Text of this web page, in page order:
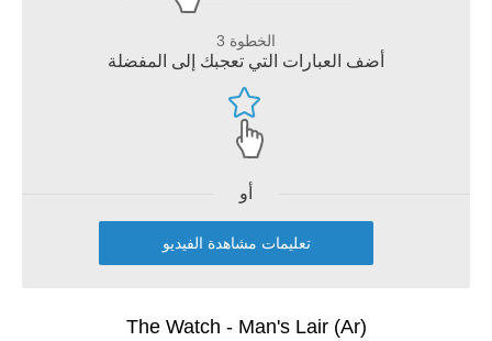
الخطوة 3
أضف العبارات التي تعجبك إلى المفضلة
أو
تعليمات مشاهدة الفيديو
The Watch - Man's Lair (Ar)